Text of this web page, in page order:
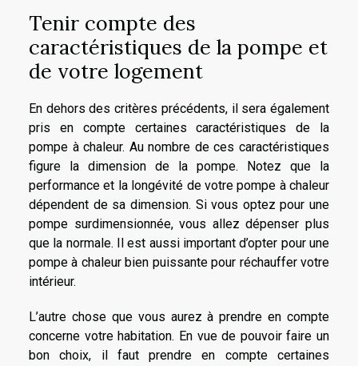
Tenir compte des
caractéristiques de la pompe et
de votre logement
En dehors des critères précédents, il sera également
pris en compte certaines caractéristiques de la
pompe à chaleur. Au nombre de ces caractéristiques
figure la dimension de la pompe. Notez que la
performance et la longévité de votre pompe à chaleur
dépendent de sa dimension. Si vous optez pour une
pompe surdimensionnée, vous allez dépenser plus
que la normale. Il est aussi important d’opter pour une
pompe à chaleur bien puissante pour réchauffer votre
intérieur.
L’autre chose que vous aurez à prendre en compte
concerne votre habitation. En vue de pouvoir faire un
bon choix, il faut prendre en compte certaines